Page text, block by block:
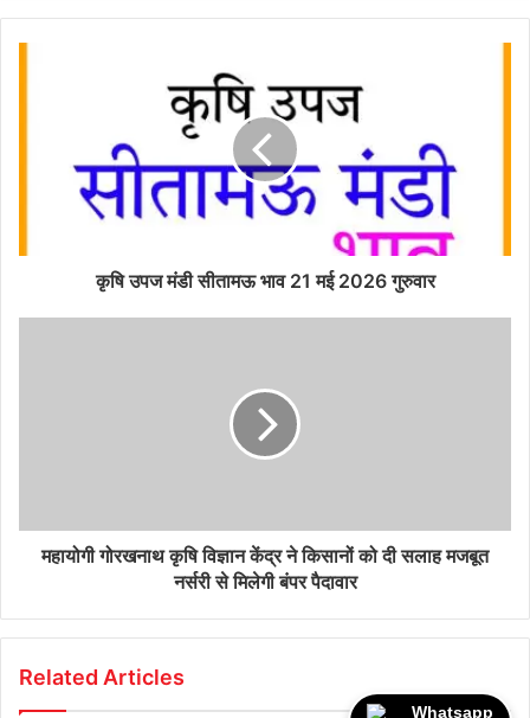
कृषि उपज मंडी सीतामऊ भाव 21 मई 2026 गुरुवार
महायोगी गोरखनाथ कृषि विज्ञान केंद्र ने किसानों को दी सलाह मजबूत
नर्सरी से मिलेगी बंपर पैदावार
Related Articles
Whatsapp